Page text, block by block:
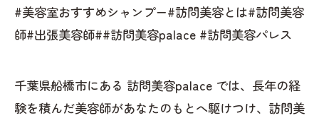
#美容室おすすめシャンプー#訪問美容とは#訪問美容
師#出張美容師##訪問美容palace #訪問美容パレス
千葉県船橋市にある 訪問美容palace では、長年の経
験を積んだ美容師があなたのもとへ駆けつけ、訪問美